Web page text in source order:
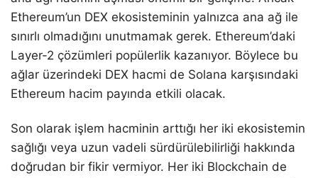
Ethereum’un DEX ekosisteminin yalnızca ana ağ ile
sınırlı olmadığını unutmamak gerek. Ethereum’daki
Layer-2 çözümleri popülerlik kazanıyor. Böylece bu
ağlar üzerindeki DEX hacmi de Solana karşısındaki
Ethereum hacim payında etkili olacak.
Son olarak işlem hacminin arttığı her iki ekosistemin
sağlığı veya uzun vadeli sürdürülebilirliği hakkında
doğrudan bir fikir vermiyor. Her iki Blockchain de